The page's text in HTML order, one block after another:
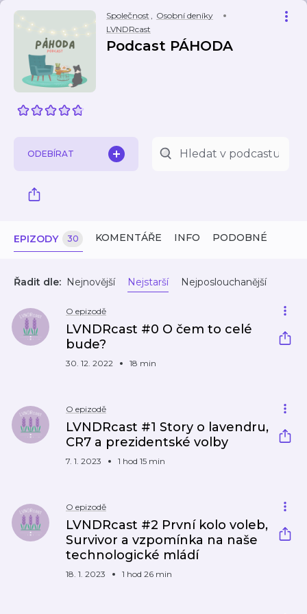
Společnost , Osobní deníky
LVNDRcast
Podcast PÁHODA
ODEBÍRAT
EPIZODY 30 KOMENTÁŘE INFO PODOBNÉ
Řadit dle: Nejnovější Nejstarší Nejposlouchanější
O epizodě
LVNDRcast #0 O čem to celé
bude?
30. 12. 2022 18 min
O epizodě
LVNDRcast #1 Story o lavendru,
CR7 a prezidentské volby
7. 1. 2023 1 hod 15 min
O epizodě
LVNDRcast #2 První kolo voleb,
Survivor a vzpomínka na naše
technologické mládí
18. 1. 2023 1 hod 26 min